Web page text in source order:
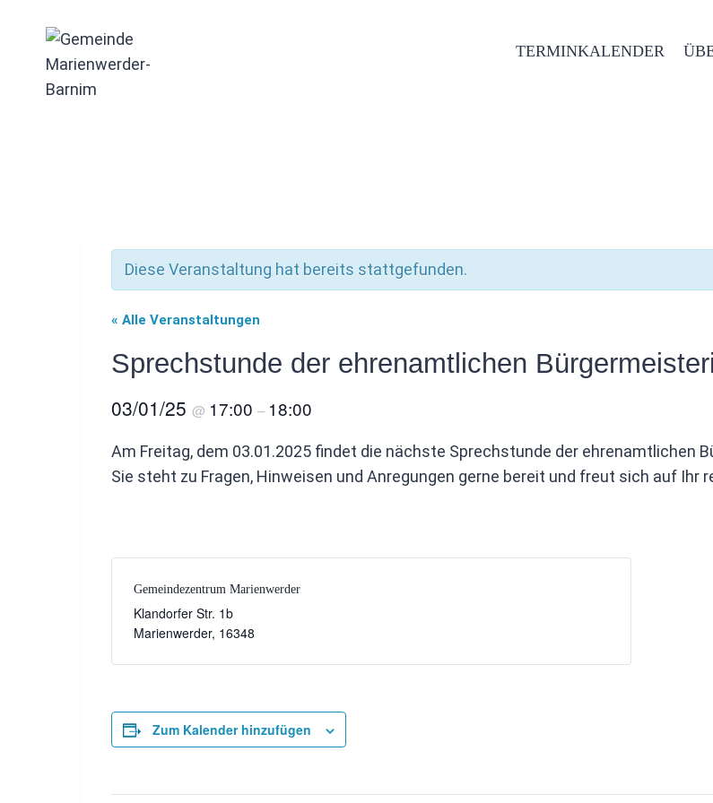
springen
TERMINKALENDER
Diese Veranstaltung hat bereits stattgefunden.
« Alle Veranstaltungen
Sprechstunde der ehrenamtlichen
03/01/25 @ 17:00 – 18:00
Am Freitag, dem 03.01.2025 findet die nächste Sprechstunde der ehrenamtlichen
Sie steht zu Fragen, Hinweisen und Anregungen gerne bereit und freut sich auf Ihr
Gemeindezentrum Marienwerder
Klandorfer Str. 1b
Marienwerder, 16348
Zum Kalender hinzufügen